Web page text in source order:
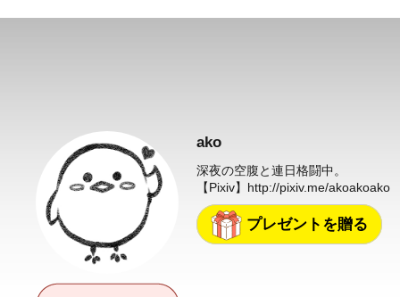
ako
深夜の空腹と連日格闘中。
【Pixiv】 http://pixiv.me/akoakoako
プレゼントを贈る